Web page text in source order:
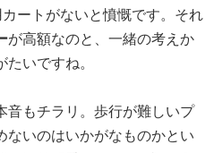
ートがないと憤慨です。それ
が高額なのと、一緒の考えか
いですね。
音もチラリ。歩行が難しいプ
ないのはいかがなものかとい